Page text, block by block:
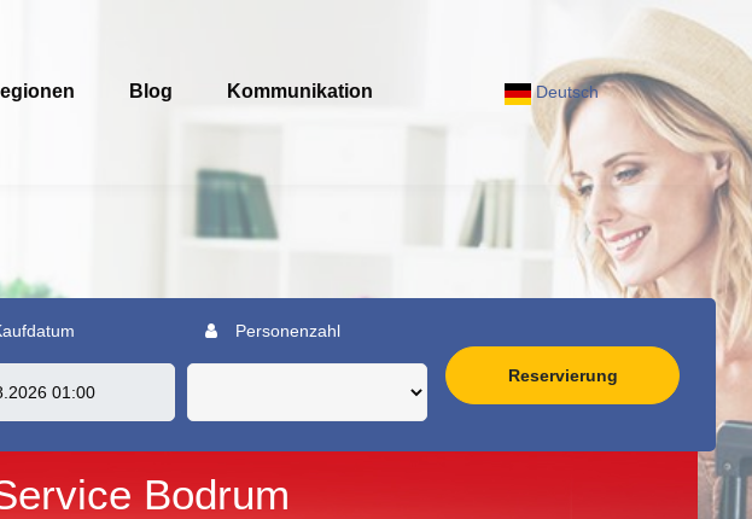
Blog Kommunikation Deutsch
Personenzahl
Reservierung
Bodrum